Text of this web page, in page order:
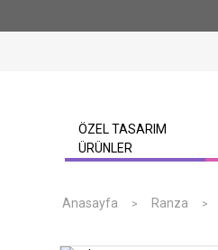
ÖZEL TASARIM
ÜRÜNLER
Anasayfa Ranza